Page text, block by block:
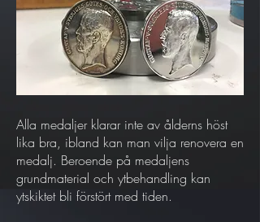
Alla medaljer klarar inte av ålderns höst
lika bra, ibland kan man vilja renovera en
medalj. Beroende på medaljens
grundmaterial och ytbehandling kan
ytskiktet bli förstört med tiden.